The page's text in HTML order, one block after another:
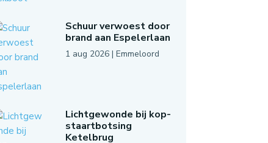
Schuur verwoest door
brand aan Espelerlaan
1 aug 2026| Emmeloord
Lichtgewonde bij kop-
staartbotsing
Ketelbrug